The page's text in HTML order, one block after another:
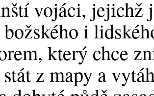
vojáci, jejichž
i
který chce
z mapy a